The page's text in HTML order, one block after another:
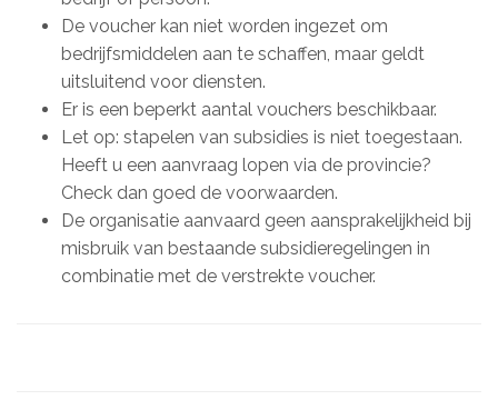
De voucher kan niet worden ingezet om
bedrijfsmiddelen aan te schaffen, maar geldt
uitsluitend voor diensten.
Er is een beperkt aantal vouchers beschikbaar.
Let op: stapelen van subsidies is niet toegestaan.
Heeft u een aanvraag lopen via de provincie?
Check dan goed de voorwaarden.
De organisatie aanvaard geen aansprakelijkheid bij
misbruik van bestaande subsidieregelingen in
combinatie met de verstrekte voucher.